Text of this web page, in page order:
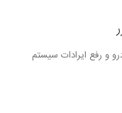
رفع ایرادات سیستم